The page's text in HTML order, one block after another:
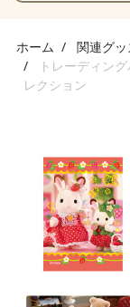
ホーム 関連グ
トレーディン
レクション